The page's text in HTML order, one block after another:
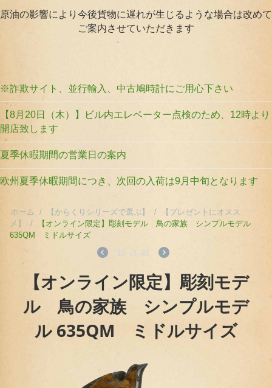
原油の影響により今後貨物に遅れが生じるような場合は改めて
ご案内させていただきます
※詐欺サイト、並行輸入、中古鳩時計にご用心下さい
【8月20日（木）】ビル内エレベーター点検のため、12時より
開店致します
夏季休暇期間の営業日の案内
欧州夏季休暇期間につき、次回の入荷は9月中旬となります
ホーム / 【からくりシリーズで選ぶ】 /
【プレゼントにオスス
メ】
/
【オンライン限定】彫刻モデル 鳥の家族 シンプルモデル
635QM ミドルサイズ
10 of 45
【オンライン限定】彫刻モデ
ル 鳥の家族 シンプルモデ
ル 635QM ミドルサイズ